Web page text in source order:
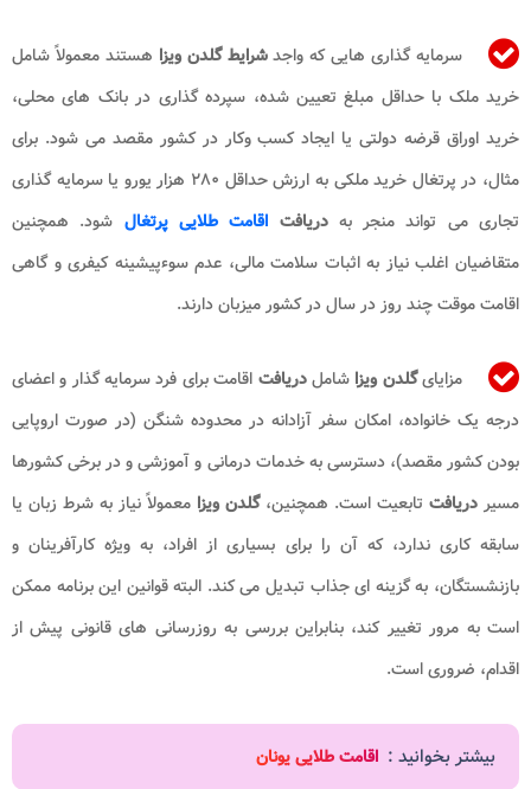
سرمایه گذاری هایی که واجدشرایط گلدن ویزا هستند معمولاً شامل
خرید ملک با حداقل مبلغ تعیین شده، سپرده گذاری در بانک های محلی،
خرید اوراق قرضه دولتی یا ایجاد کسب وکار در کشور مقصد می شود. برای
مثال، در پرتغال خرید ملکی به ارزش حداقل ۲۸۰ هزار یورو یا سرمایه گذاری
تجاری می تواند منجر بهدریافت اقامت طلایی پرتغال شود. همچنین
متقاضیان اغلب نیاز به اثبات سلامت مالی، عدم سوءپیشینه کیفری و گاهی
اقامت موقت چند روز در سال در کشور میزبان دارند.
مزایایگلدن ویزاشاملدریافت اقامت برای فرد سرمایه گذار و اعضای
درجه یک خانواده، امکان سفر آزادانه در محدوده شنگن (در صورت اروپایی
بودن کشور مقصد)، دسترسی به خدمات درمانی و آموزشی و در برخی کشورها
مسیر دریافت تابعیت است. همچنین،گلدن ویزا معمولاً نیاز به شرط زبان یا
سابقه کاری ندارد، که آن را برای بسیاری از افراد، به ویژه کارآفرینان و
بازنشستگان، به گزینه ای جذاب تبدیل می کند. البته قوانین این برنامه ممکن
است به مرور تغییر کند، بنابراین بررسی به روزرسانی های قانونی پیش از
اقدام، ضروری است.
بیشتر بخوانید : اقامت طلایی یونان